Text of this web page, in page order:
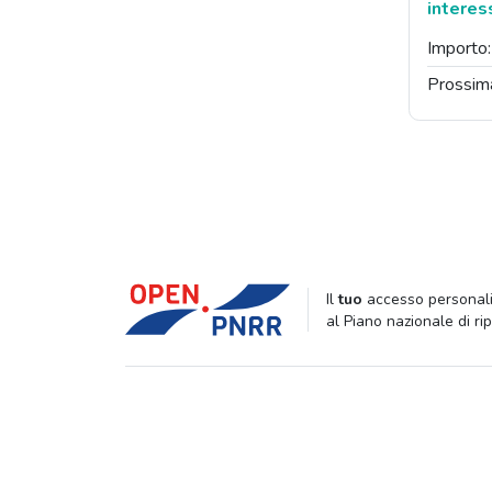
Importo:
Iltuo accesso
al Piano nazionale di